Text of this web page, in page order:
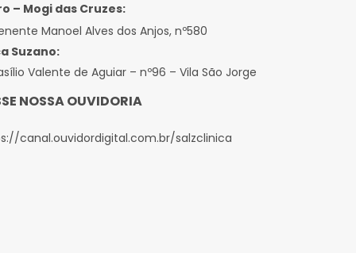
– Mogi das Cruzes:
Manoel Alves dos Anjos, nº580
Suzano:
Valente de Aguiar – nº96 – Vila São Jorge
NOSSA OUVIDORIA
canal.ouvidordigital.com.br/salzclinica